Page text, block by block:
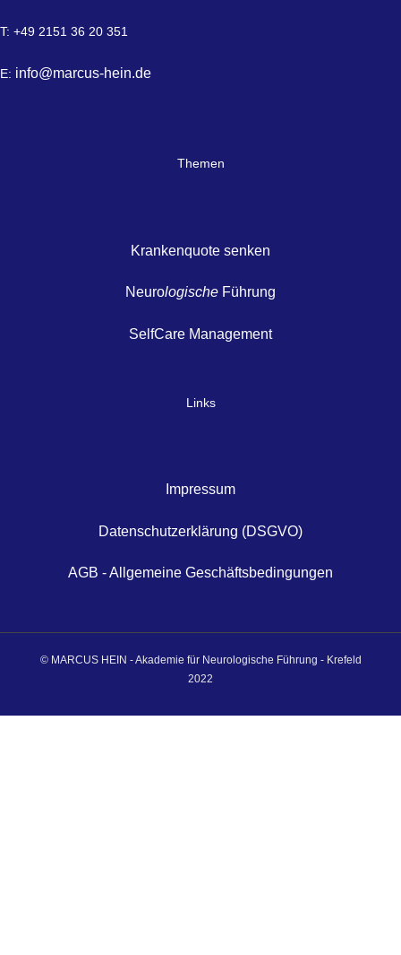
T: +49 2151 36 20 351
E: info@marcus-hein.de
Themen
Krankenquote senken
Neurologische Führung
SelfCare Management
Links
Impressum
Datenschutzerklärung (DSGVO)
AGB - Allgemeine Geschäftsbedingungen
© MARCUS HEIN - Akademie für Neurologische Führung - Krefeld
2022